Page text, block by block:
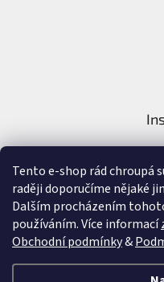
Tento e-shop rád chroupá
raději doporučíme nějaké
Dalším procházením
používáním. Více informací
Obchodní podmínky&
Vytvořil